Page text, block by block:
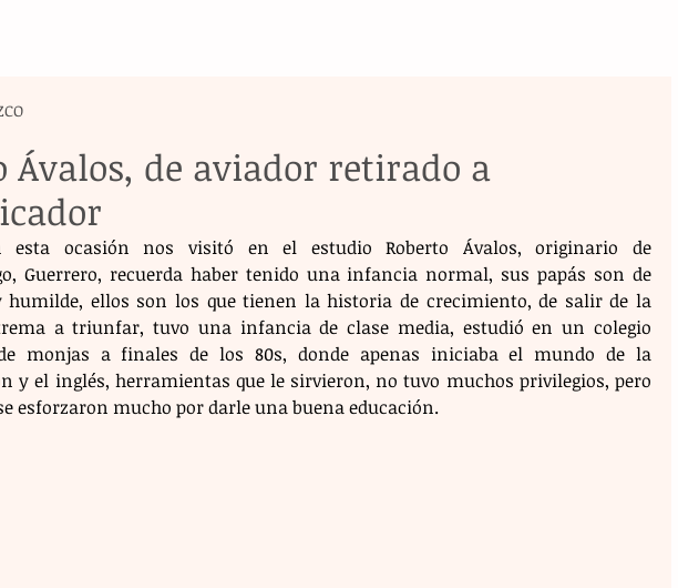
Ávalos, de aviador retirado a
esta ocasión nos visitó en el estudio Roberto Ávalos, originario de
Guerrero, recuerda haber tenido una infancia normal, sus papás son de
humilde, ellos son los que tienen la historia de crecimiento, de salir de la
a triunfar, tuvo una infancia de clase media, estudió en un colegio
monjas a finales de los 80s, donde apenas iniciaba el mundo de la
y el inglés, herramientas que le sirvieron, no tuvo muchos privilegios, pero
esforzaron mucho por darle una buena educación.